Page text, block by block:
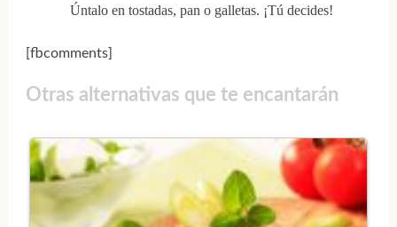
Úntalo en tostadas, pan o galletas. ¡Tú decides!
[fbcomments]
Otras alternativas que te encantarán